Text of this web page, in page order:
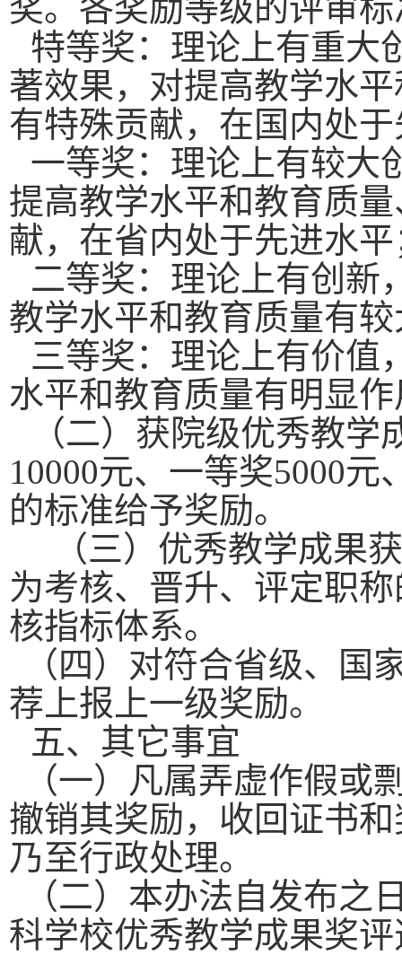
奖。各奖励等级的评审
特等奖：理论上有重大
著效果，对提高教学水
有特殊贡献，在国内处
一等奖：理论上有较大
提高教学水平和教育质
献，在省内处于先进水平
二等奖：理论上有创新
教学水平和教育质量有
三等奖：理论上有价值
水平和教育质量有明显
（二）获院级优秀教
10000元、一等奖5000元
的标准给予奖励。
（三）优秀教学成果
为考核、晋升、评定职
核指标体系。
（四）对符合省级、国
荐上报上一级奖励。
五、其它事宜
（一）凡属弄虚作假或
撤销其奖励，收回证书
乃至行政处理。
（二）本办法自发布之
科学校优秀教学成果奖